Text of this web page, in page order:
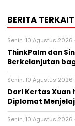
BERITA TERKAIT
Senin, 10 Agustus 2026
ThinkPalm dan
Berkelanjutan
Senin, 10 Agustus 2026
Dari Kertas Xuan
Diplomat
Senin, 10 Agustus 2026